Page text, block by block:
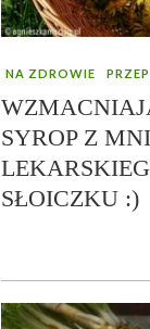
NA ZDROWIE
SYROP Z
SŁOICZKU :)